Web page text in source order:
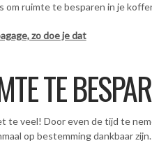
om ruimte te besparen in je
zo doe je dat
TE
te veel! Door even de tijd te
op bestemming dankbaar